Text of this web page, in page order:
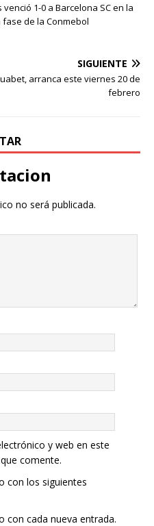
1-0 a Barcelona SC en la
de la Conmebol
SIGUIENTE
arranca este viernes 20 de
febrero
no será publicada.
y web en este
comente.
con los siguientes
con cada nueva entrada.